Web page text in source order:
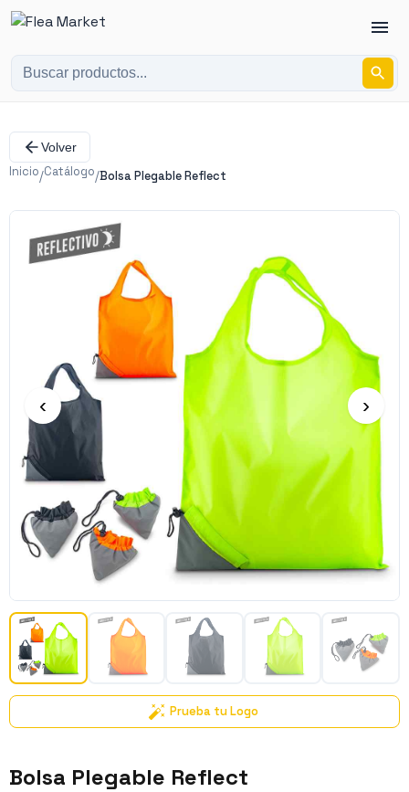
Volver
Inicio/Catálogo/Bolsa Plegable Reflect
‹ ›
Prueba tu Logo
Bolsa Plegable Reflect